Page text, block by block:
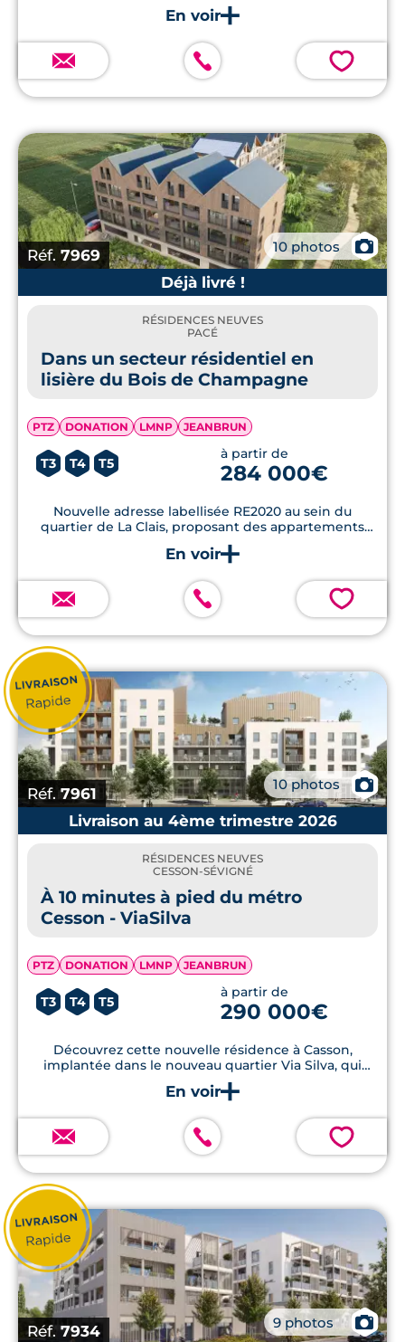
Rennes.
💗
Réf. 7969 10 photos
📷
Déjà livré !
RÉSIDENCES NEUVES
PACÉ
Dans un secteur résidentiel en
lisière du Bois de Champagne
PTZ DONATION LMNP JEANBRUN
T3 T4 T5
à partir de
284 000€
Nouvelle adresse labellisée RE2020 au sein du
quartier de La Clais, proposant des appartements
lumineux avec extérieurs privatifs, parkings et
équipements à haute performance énergétique.
💗
Réf.7961 10 photos
📷
Livraison au 4ème trimestre 2026
RÉSIDENCES NEUVES
CESSON-SÉVIGNÉ
À 10 minutes à pied du métro
Cesson - ViaSilva
PTZ DONATION LMNP JEANBRUN
T3 T4 T5
à partir de
290 000€
Découvrez cette nouvelle résidence à Casson,
implantée dans le nouveau quartier Via Silva, qui
profite d’un cadre végétal et d’une desserte pratique
par les transports et les services du quotidien.
💗
Réf. 7934 9 photos
📷